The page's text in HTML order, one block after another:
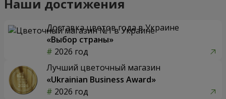
Наши достижения
Доставка цветов года в Украине
«Выбор страны»
2026 год
Лучший цветочный магазин
«Ukrainian Business Award»
2026 год